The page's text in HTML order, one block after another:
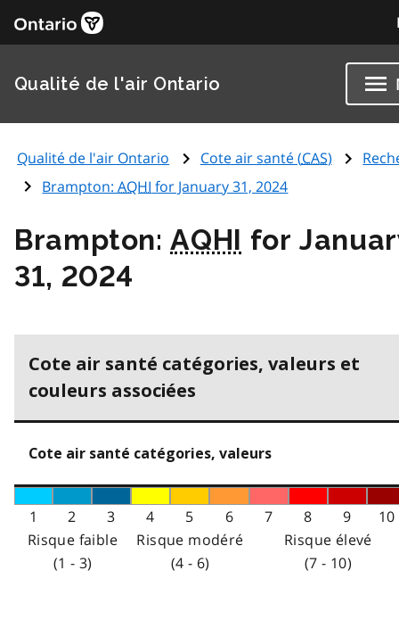
Qualité de l'air Ontario
Qualité de l'air Ontario Cote air santé (CAS)
Brampton:AQHI for January 31, 2024
Brampton:AQHI for
31, 2024
Cote air santé catégories, valeurs et
couleurs associées
Cote air santé catégories, valeurs
1 2 3 4 5 6 7 8 9
10
Risque faible
(1 - 3)
Risque modéré
(4 - 6)
Risque élevé
(7 - 10)